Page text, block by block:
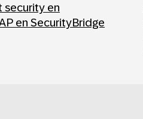
security en
en SecurityBridge